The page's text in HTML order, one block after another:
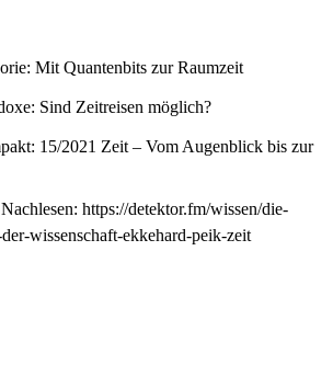
Mit Quantenbits zur Raumzeit
Sind Zeitreisen möglich?
15/2021 Zeit – Vom Augenblick bis zur
https://detektor.fm/wissen/die-
wissenschaft-ekkehard-peik-zeit